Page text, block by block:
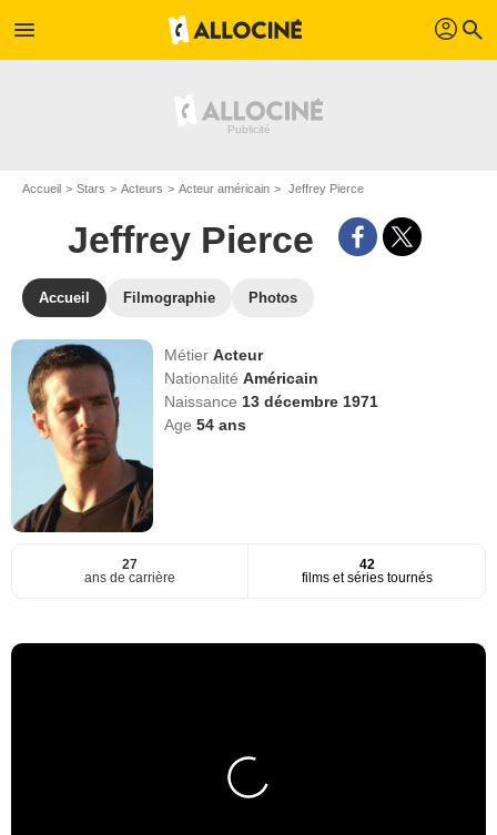
menu profil search
Accueil Stars Acteurs Acteur américain Jeffrey Pierce
Jeffrey Pierce
Accueil Filmographie Photos
MétierActeur
NationalitéAméricain
Naissance 13 décembre 1971
Age54 ans
27
ans de carrière
42
films et séries tournés